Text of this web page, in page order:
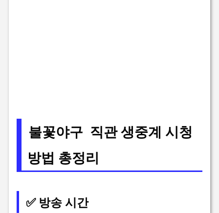
불꽃야구 직관생중계 시청
방법 총정리
✅ 방송 시간